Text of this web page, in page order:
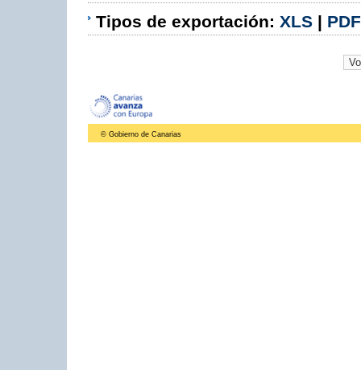
Tipos de exportación: XLS | PDF
© Gobierno de Canarias